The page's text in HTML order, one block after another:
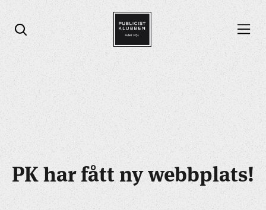
Öppna sök
Öppna menyn
PK har fått ny webbplats!